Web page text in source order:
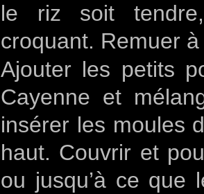
le riz soit
croquant. Remuer
Ajouter les petits
Cayenne et
insérer les moules
haut. Couvrir et
ou jusqu’à ce que